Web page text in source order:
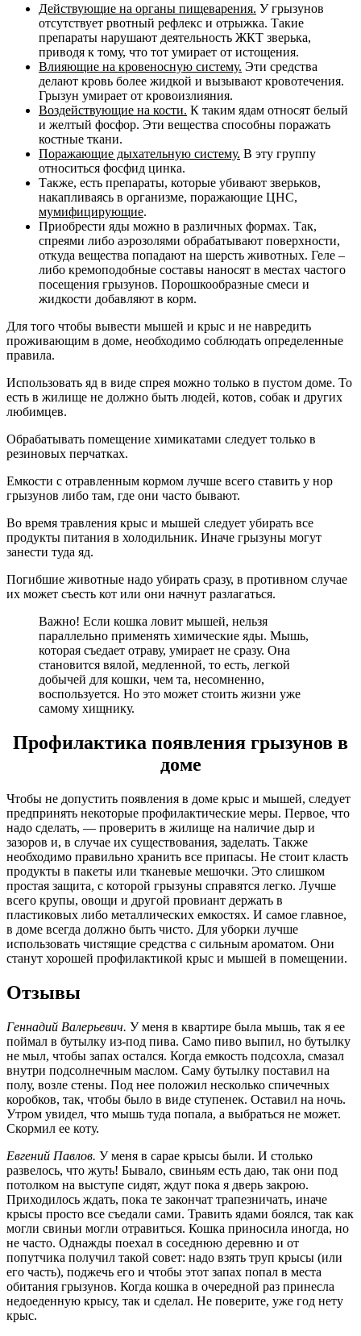
Действующие на органы пищеварения. У грызунов
отсутствует рвотный рефлекс и отрыжка. Такие
препараты нарушают деятельность ЖКТ зверька,
приводя к тому, что тот умирает от истощения.
Влияющие на кровеносную систему. Эти средства
делают кровь более жидкой и вызывают кровотечения.
Грызун умирает от кровоизлияния.
Воздействующие на кости. К таким ядам относят белый
и желтый фосфор. Эти вещества способны поражать
костные ткани.
Поражающие дыхательную систему. В эту группу
относиться фосфид цинка.
Также, есть препараты, которые убивают зверьков,
накапливаясь в организме, поражающие ЦНС,
мумифицирующие.
Приобрести яды можно в различных формах. Так,
спреями либо аэрозолями обрабатывают поверхности,
откуда вещества попадают на шерсть животных. Геле –
либо кремоподобные составы наносят в местах частого
посещения грызунов. Порошкообразные смеси и
жидкости добавляют в корм.
Для того чтобы вывести мышей и крыс и не навредить
проживающим в доме, необходимо соблюдать определенные
правила.
Использовать яд в виде спрея можно только в пустом доме. То
есть в жилище не должно быть людей, котов, собак и других
любимцев.
Обрабатывать помещение химикатами следует только в
резиновых перчатках.
Емкости с отравленным кормом лучше всего ставить у нор
грызунов либо там, где они часто бывают.
Во время травления крыс и мышей следует убирать все
продукты питания в холодильник. Иначе грызуны могут
занести туда яд.
Погибшие животные надо убирать сразу, в противном случае
их может съесть кот или они начнут разлагаться.
Важно! Если кошка ловит мышей, нельзя
параллельно применять химические яды. Мышь,
которая съедает отраву, умирает не сразу. Она
становится вялой, медленной, то есть, легкой
добычей для кошки, чем та, несомненно,
воспользуется. Но это может стоить жизни уже
самому хищнику.
Профилактика появления грызунов в
доме
Чтобы не допустить появления в доме крыс и мышей, следует
предпринять некоторые профилактические меры. Первое, что
надо сделать, — проверить в жилище на наличие дыр и
зазоров и, в случае их существования, заделать. Также
необходимо правильно хранить все припасы. Не стоит класть
продукты в пакеты или тканевые мешочки. Это слишком
простая защита, с которой грызуны справятся легко. Лучше
всего крупы, овощи и другой провиант держать в
пластиковых либо металлических емкостях. И самое главное,
в доме всегда должно быть чисто. Для уборки лучше
использовать чистящие средства с сильным ароматом. Они
станут хорошей профилактикой крыс и мышей в помещении.
Отзывы
Геннадий Валерьевич. У меня в квартире была мышь, так я ее
поймал в бутылку из-под пива. Само пиво выпил, но бутылку
не мыл, чтобы запах остался. Когда емкость подсохла, смазал
внутри подсолнечным маслом. Саму бутылку поставил на
полу, возле стены. Под нее положил несколько спичечных
коробков, так, чтобы было в виде ступенек. Оставил на ночь.
Утром увидел, что мышь туда попала, а выбраться не может.
Скормил ее коту.
Евгений Павлов. У меня в сарае крысы были. И столько
развелось, что жуть! Бывало, свиньям есть даю, так они под
потолком на выступе сидят, ждут пока я дверь закрою.
Приходилось ждать, пока те закончат трапезничать, иначе
крысы просто все съедали сами. Травить ядами боялся, так как
могли свиньи могли отравиться. Кошка приносила иногда, но
не часто. Однажды поехал в соседнюю деревню и от
попутчика получил такой совет: надо взять труп крысы (или
его часть), поджечь его и чтобы этот запах попал в места
обитания грызунов. Когда кошка в очередной раз принесла
недоеденную крысу, так и сделал. Не поверите, уже год нету
крыс.